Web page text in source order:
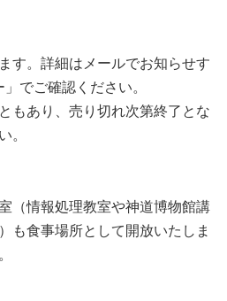
す。詳細はメールでお知らせす
でご確認ください。
もあり、売り切れ次第終了とな
。
（情報処理教室や神道博物館講
も食事場所として開放いたしま